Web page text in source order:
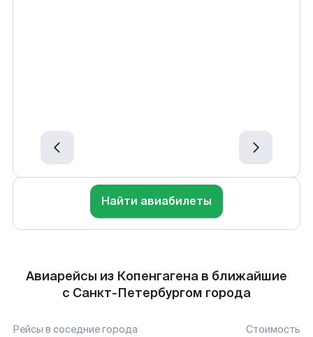
Найти авиабилеты
Авиарейсы из Копенгагена в ближайшие
с Санкт-Петербургом города
Рейсы в соседние города Стоимость